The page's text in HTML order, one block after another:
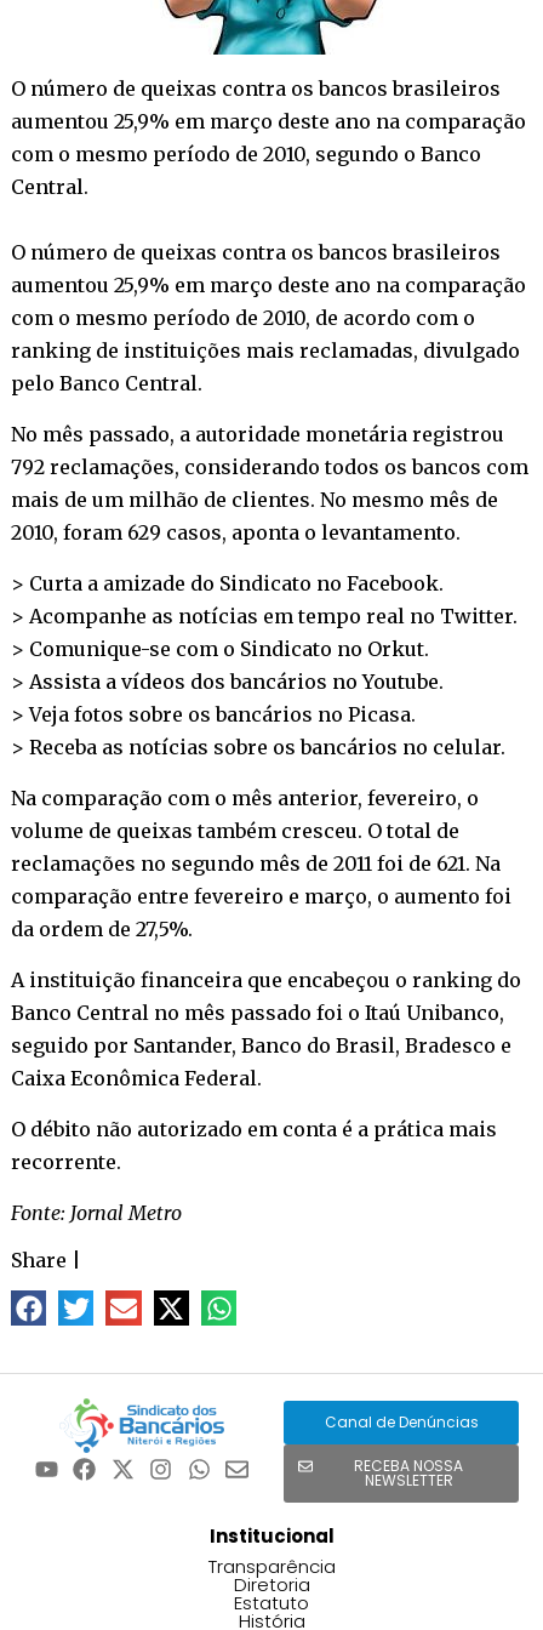
O número de queixas contra os bancos brasileiros
aumentou 25,9% em março deste ano na comparação
com o mesmo período de 2010, segundo o Banco
Central.
O número de queixas contra os bancos brasileiros
aumentou 25,9% em março deste ano na comparação
com o mesmo período de 2010, de acordo com o
ranking de instituições mais reclamadas, divulgado
pelo Banco Central.
No mês passado, a autoridade monetária registrou
792 reclamações, considerando todos os bancos com
mais de um milhão de clientes. No mesmo mês de
2010, foram 629 casos, aponta o levantamento.
> Curta a amizade do Sindicato no Facebook.
> Acompanhe as notícias em tempo real no Twitter.
> Comunique-se com o Sindicato no Orkut.
> Assista a vídeos dos bancários noYoutube.
> Veja fotos sobre os bancários no Picasa.
> Receba as notícias sobre os bancários no celular.
Na comparação com o mês anterior, fevereiro, o
volume de queixas também cresceu. O total de
reclamações no segundo mês de 2011 foi de 621. Na
comparação entre fevereiro e março, o aumento foi
da ordem de 27,5%.
A instituição financeira que encabeçou o ranking do
Banco Central no mês passado foi o Itaú Unibanco,
seguido por Santander, Banco do Brasil, Bradesco e
Caixa Econômica Federal.
O débito não autorizado em conta é a prática mais
recorrente.
Fonte: Jornal Metro
Share
Canal de Denúncias
RECEBA NOSSA
NEWSLETTER
Institucional
Transparência
Diretoria
Estatuto
História